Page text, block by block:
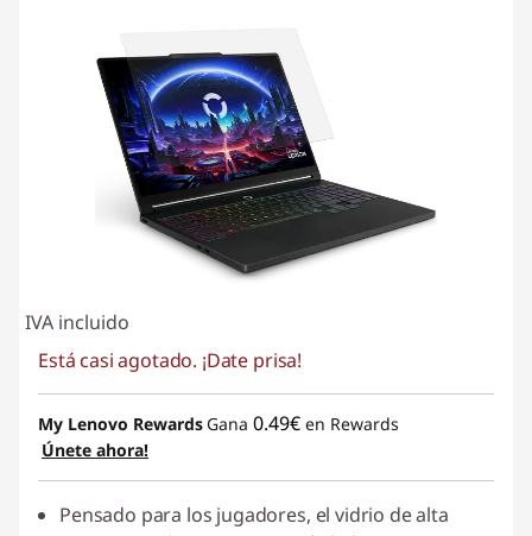
IVA incluido
Está casi agotado. ¡Date prisa!
My Lenovo Rewards Gana 0.49€ en Rewards
Únete ahora!
Pensado para los jugadores, el vidrio de alta